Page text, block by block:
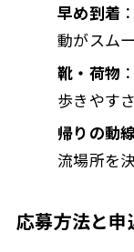
早め到着
動がスム
靴・荷物
歩きやす
帰りの動
流場所を
応募方法と申